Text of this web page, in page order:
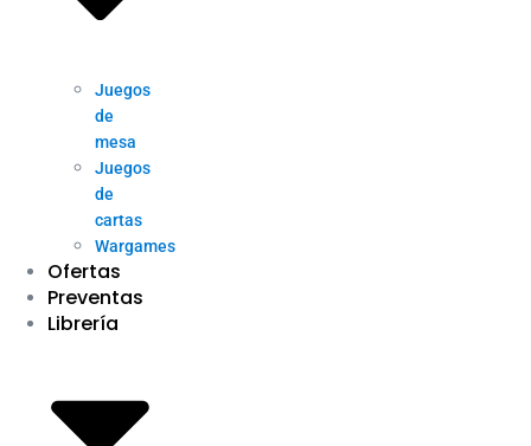
Juegos
de
mesa
Juegos
de
cartas
Wargames
Ofertas
Preventas
Librería